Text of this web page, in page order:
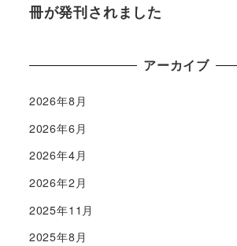
冊が発刊されました
アーカイブ
2026年8月
2026年6月
2026年4月
2026年2月
2025年11月
2025年8月